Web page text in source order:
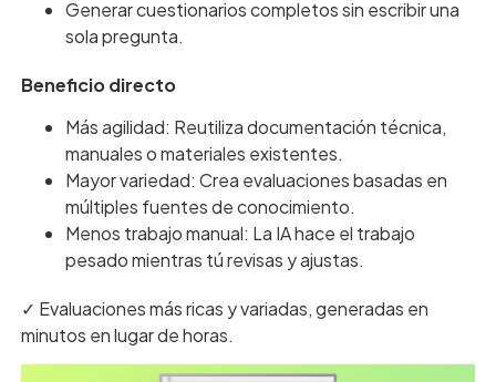
Generar cuestionarios completos sin escribir una
sola pregunta.
Beneficio directo
Más agilidad: Reutiliza documentación técnica,
manuales o materiales existentes.
Mayor variedad: Crea evaluaciones basadas en
múltiples fuentes de conocimiento.
Menos trabajo manual: La IA hace el trabajo
pesado mientras tú revisas y ajustas.
✓ Evaluaciones más ricas y variadas, generadas en
minutos en lugar de horas.